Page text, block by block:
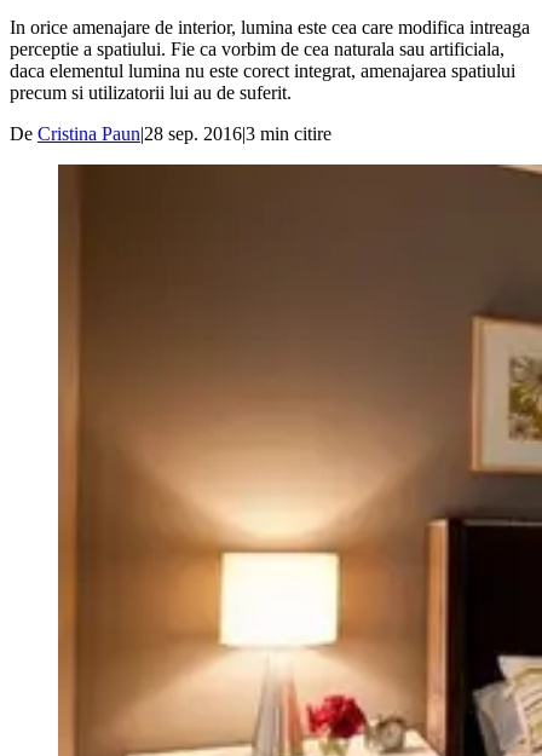
In orice amenajare de interior, lumina este cea care modifica intreaga
perceptie a spatiului. Fie ca vorbim de cea naturala sau artificiala,
daca elementul lumina nu este corect integrat, amenajarea spatiului
precum si utilizatorii lui au de suferit.
De Cristina Paun|28 sep. 2016|3 min citire